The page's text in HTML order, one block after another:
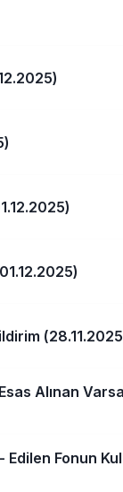
Alınan
Fonun